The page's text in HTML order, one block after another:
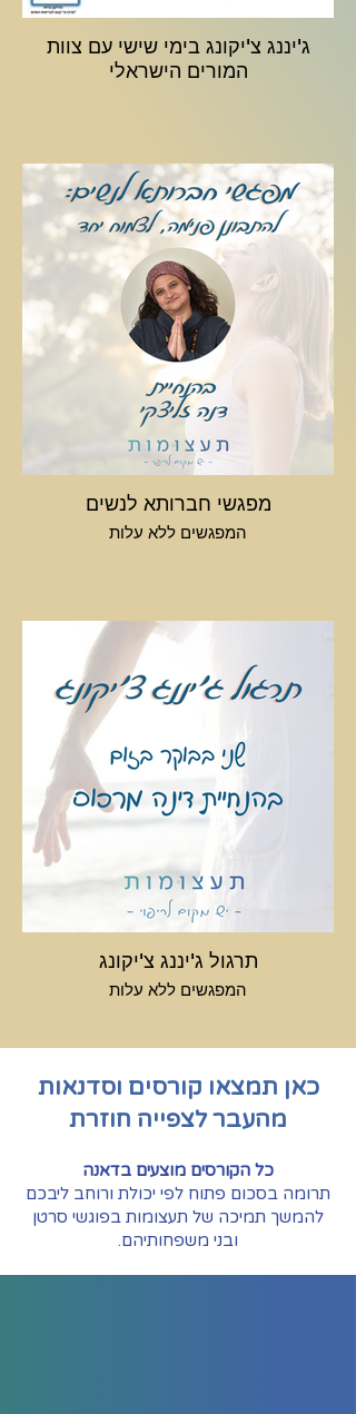
ג'יננג צ'יקונג בימי שישי עם צוות
המורים הישראלי
מפגשי חברותא לנשים
המפגשים ללא עלות
תרגול ג'יננג צ'יקונג
המפגשים ללא עלות
כאן תמצאו קורסים וסדנאות
מהעבר לצפייה חוזרת
כל הקורסים מוצעים בדאנה
תרומה בסכום פתוח לפי יכולת ורוחב ליבכם
להמשך תמיכה של תעצומות בפוגשי סרטן
ובני משפחותיהם.